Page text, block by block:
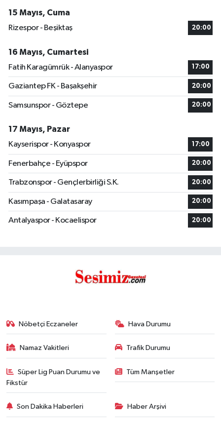
15 Mayıs, Cuma
Rizespor - Beşiktaş
20:00
16 Mayıs, Cumartesi
Fatih Karagümrük - Alanyaspor
17:00
Gaziantep FK - Başakşehir 20:00
Samsunspor - Göztepe 20:00
17 Mayıs, Pazar
Kayserispor - Konyaspor
17:00
Fenerbahçe - Eyüpspor 20:00
Trabzonspor - Gençlerbirliği S.K. 20:00
Kasımpaşa - Galatasaray 20:00
Antalyaspor - Kocaelispor 20:00
Nöbetçi Eczaneler Hava Durumu
Namaz Vakitleri Trafik Durumu
Süper Lig Puan Durumu ve
Fikstür
Tüm Manşetler
Son Dakika Haberleri Haber Arşivi